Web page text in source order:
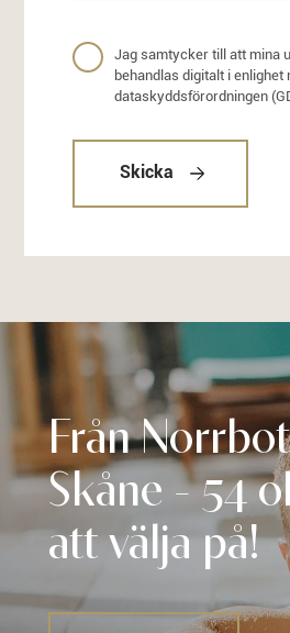
Jag samtycker till att mina
behandlas digitalt i enlighet
dataskyddsförordningen
Skicka
Från
Skåne - 54
att välja på!